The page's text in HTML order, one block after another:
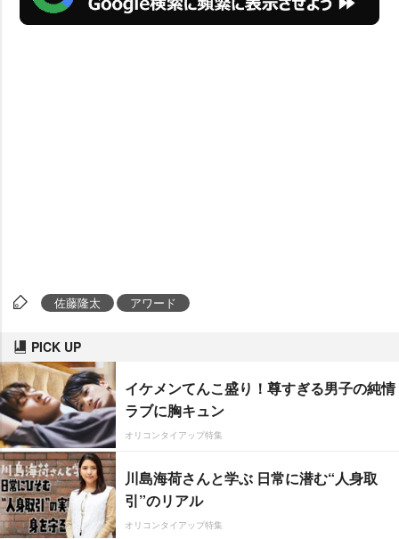
佐藤隆太 アワード
PICK UP
イケメンてんこ盛り！尊すぎる男子の純情
ラブに胸キュン
オリコンタイアップ特集
川島海荷さんと学ぶ 日常に潜む“人身取
引”のリアル
オリコンタイアップ特集